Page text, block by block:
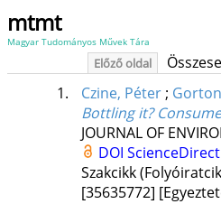
mtmt
Magyar Tudományos Művek Tára
Előző oldal
1. Czine, Péter;
Bottling it?
JOURNAL OF
DOI ScienceDirect
Szakcikk
[35635772]